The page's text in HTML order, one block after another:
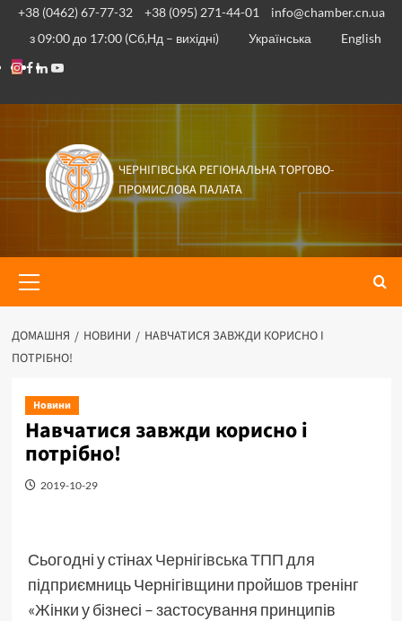
Перейти
вмісту
+38 (0462) 67-77-32 +38 (095) 271-44-01
info@chamber.cn.ua
з 09:00 до 17:00 (Сб,Нд – вихідні)
Українська
English
Instagram
Facebook
Linkedin
Youtube
ЧЕРНІГІВСЬКА РЕГІОНАЛЬНА ТОРГОВО-
ПРОМИСЛОВА ПАЛАТА
меню
ДОМАШНЯ НОВИНИ
НАВЧАТИСЯ ЗАВЖДИ КОРИСНО І
ПОТРІБНО!
Новини
Навчатися завжди корисно і
потрібно!
2019-10-29
Сьогодні у стінахЧернігівська ТППдля
підприємниць Чернігівщини пройшов тренінг
«Жінки у бізнесі – застосування принципів